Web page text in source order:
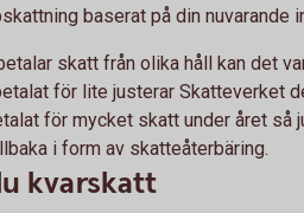
baserat på din nuvarande
skatt från olika håll kan det
för lite justerar Skatteverket
för mycket skatt under året så
i form av skatteåterbäring.
kvarskatt